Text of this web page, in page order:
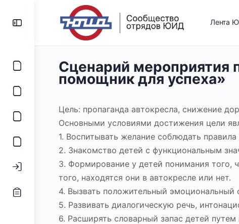
Лента
Сценарий мероприятия
помощник для успеха»
Цель: пропаганда автокресла, снижение
Основными условиями достижения цели
1. Воспитывать желание соблюдать
2. Знакомство детей с функциональным
3. Формирование у детей понимания того,
того, находятся они в автокресле или нет.
4. Вызвать положительный эмоциональный
5. Развивать диалогическую речь,
6. Расширять словарный запас детей